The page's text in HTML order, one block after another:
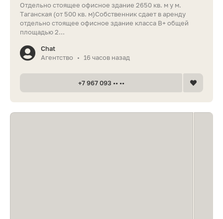
Отдельно стоящее офисное здание 2650 кв. м у м.
Таганская (от 500 кв. м)Собственник сдает в аренду
отдельно стоящее офисное здание класса B+ общей
площадью 2...
Chat
Агентство
• 16 часов назад
+7 967 093 •• ••